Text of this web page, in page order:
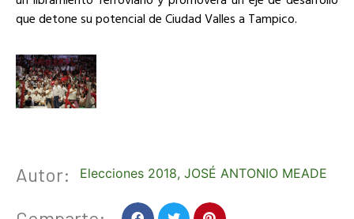
que detone su potencial de Ciudad Valles a Tampico.
Autor: Elecciones 2018, JOSÉ ANTONIO MEADE